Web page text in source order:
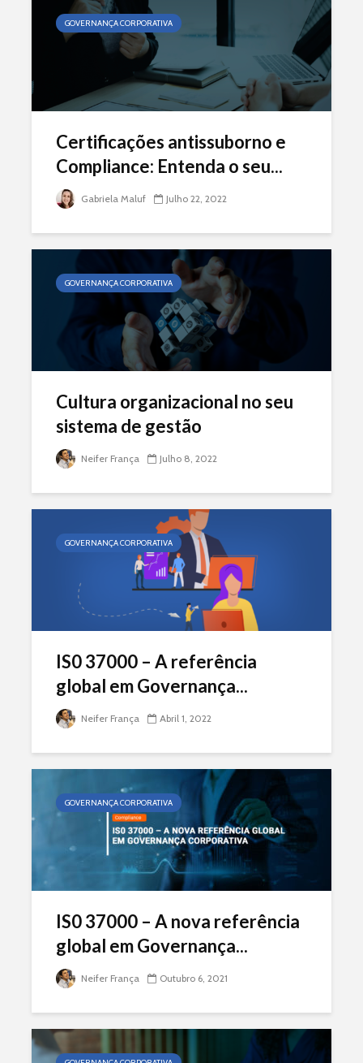
GOVERNANÇA CORPORATIVA
Certificações antissuborno e
Compliance: Entenda o seu...
Gabriela Maluf Julho 22, 2022
GOVERNANÇA CORPORATIVA
Cultura organizacional no seu
sistema de gestão
Neifer França Julho 8, 2022
GOVERNANÇA CORPORATIVA
IS0 37000 – A referência
global em Governança...
Neifer França Abril 1, 2022
GOVERNANÇA CORPORATIVA
IS0 37000 – A nova referência
global em Governança...
Neifer França Outubro 6, 2021